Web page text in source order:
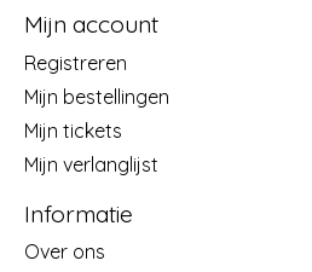
Mijn account
Registreren
Mijn bestellingen
Mijn tickets
Mijn verlanglijst
Informatie
Over ons